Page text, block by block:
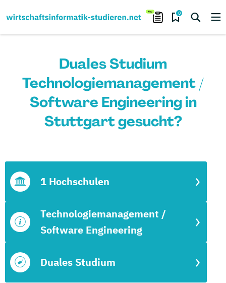
0
Duales Studium
Technologiemanagement /
Software Engineering in
Stuttgart gesucht?
Duales Studium
Technologiemanagement /
Software Engineering
1 Hochschulen